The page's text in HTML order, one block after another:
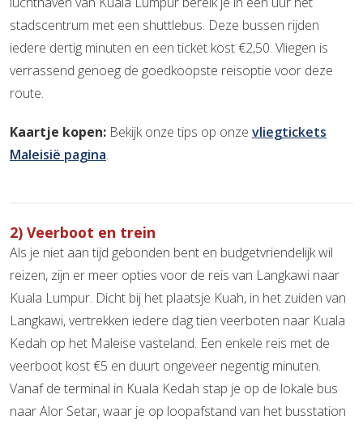
stadscentrum met een shuttlebus. Deze bussen rijden
iedere dertig minuten en een ticket kost €2,50. Vliegen is
verrassend genoeg de goedkoopste reisoptie voor deze
route.
Kaartje kopen: Bekijk onze tips op onze vliegtickets
Maleisië pagina.
2) Veerboot en trein
Als je niet aan tijd gebonden bent en budgetvriendelijk wil
reizen, zijn er meer opties voor de reis van Langkawi naar
Kuala Lumpur. Dicht bij het plaatsje Kuah, in het zuiden van
Langkawi, vertrekken iedere dag tien veerboten naar Kuala
Kedah op het Maleise vasteland. Een enkele reis met de
veerboot kost €5 en duurt ongeveer negentig minuten.
Vanaf de terminal in Kuala Kedah stap je op de lokale bus
naar Alor Setar, waar je op loopafstand van het busstation